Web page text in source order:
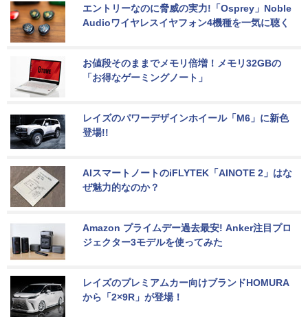
エントリーなのに脅威の実力!「Osprey」Noble
Audioワイヤレスイヤフォン4機種を一気に聴く
お値段そのままでメモリ倍増！メモリ32GBの
「お得なゲーミングノート」
レイズのパワーデザインホイール「M6」に新色
登場!!
AIスマートノートのiFLYTEK「AINOTE 2」はな
ぜ魅力的なのか？
Amazon プライムデー過去最安! Anker注目プロ
ジェクター3モデルを使ってみた
レイズのプレミアムカー向けブランドHOMURA
から「2×9R」が登場！